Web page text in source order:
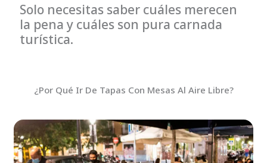
Solo necesitas saber cuáles merecen
la pena y cuáles son pura carnada
turística.
¿Por Qué Ir De Tapas Con Mesas Al Aire Libre?